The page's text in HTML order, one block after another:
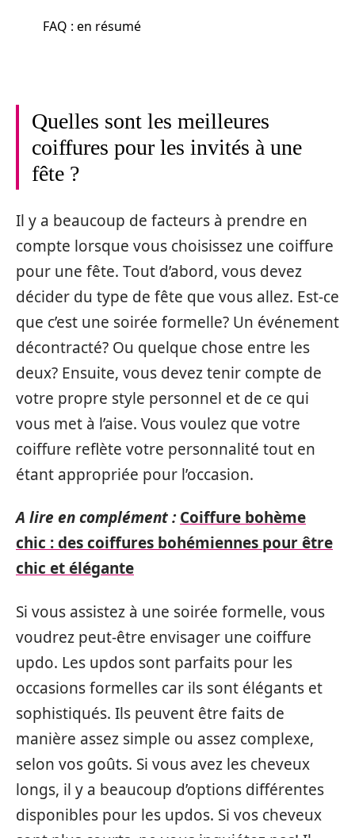
FAQ : en résumé
Quelles sont les meilleures
coiffures pour les invités à une
fête ?
Il y a beaucoup de facteurs à prendre en
compte lorsque vous choisissez une coiffure
pour une fête. Tout d’abord, vous devez
décider du type de fête que vous allez. Est-ce
que c’est une soirée formelle? Un événement
décontracté? Ou quelque chose entre les
deux? Ensuite, vous devez tenir compte de
votre propre style personnel et de ce qui
vous met à l’aise. Vous voulez que votre
coiffure reflète votre personnalité tout en
étant appropriée pour l’occasion.
A lire en complément : Coiffure bohème
chic : des coiffures bohémiennes pour être
chic et élégante
Si vous assistez à une soirée formelle, vous
voudrez peut-être envisager une coiffure
updo. Les updos sont parfaits pour les
occasions formelles car ils sont élégants et
sophistiqués. Ils peuvent être faits de
manière assez simple ou assez complexe,
selon vos goûts. Si vous avez les cheveux
longs, il y a beaucoup d’options différentes
disponibles pour les updos. Si vos cheveux